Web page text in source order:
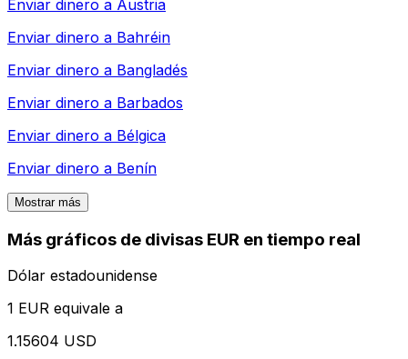
Enviar dinero a Austria
Enviar dinero a Bahréin
Enviar dinero a Bangladés
Enviar dinero a Barbados
Enviar dinero a Bélgica
Enviar dinero a Benín
Mostrar más
Más gráficos de divisas EUR en tiempo real
Dólar estadounidense
1 EUR equivale a
1.15604 USD